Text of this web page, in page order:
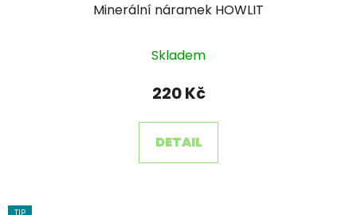
Minerální náramek HOWLIT
Skladem
220 Kč
DETAIL